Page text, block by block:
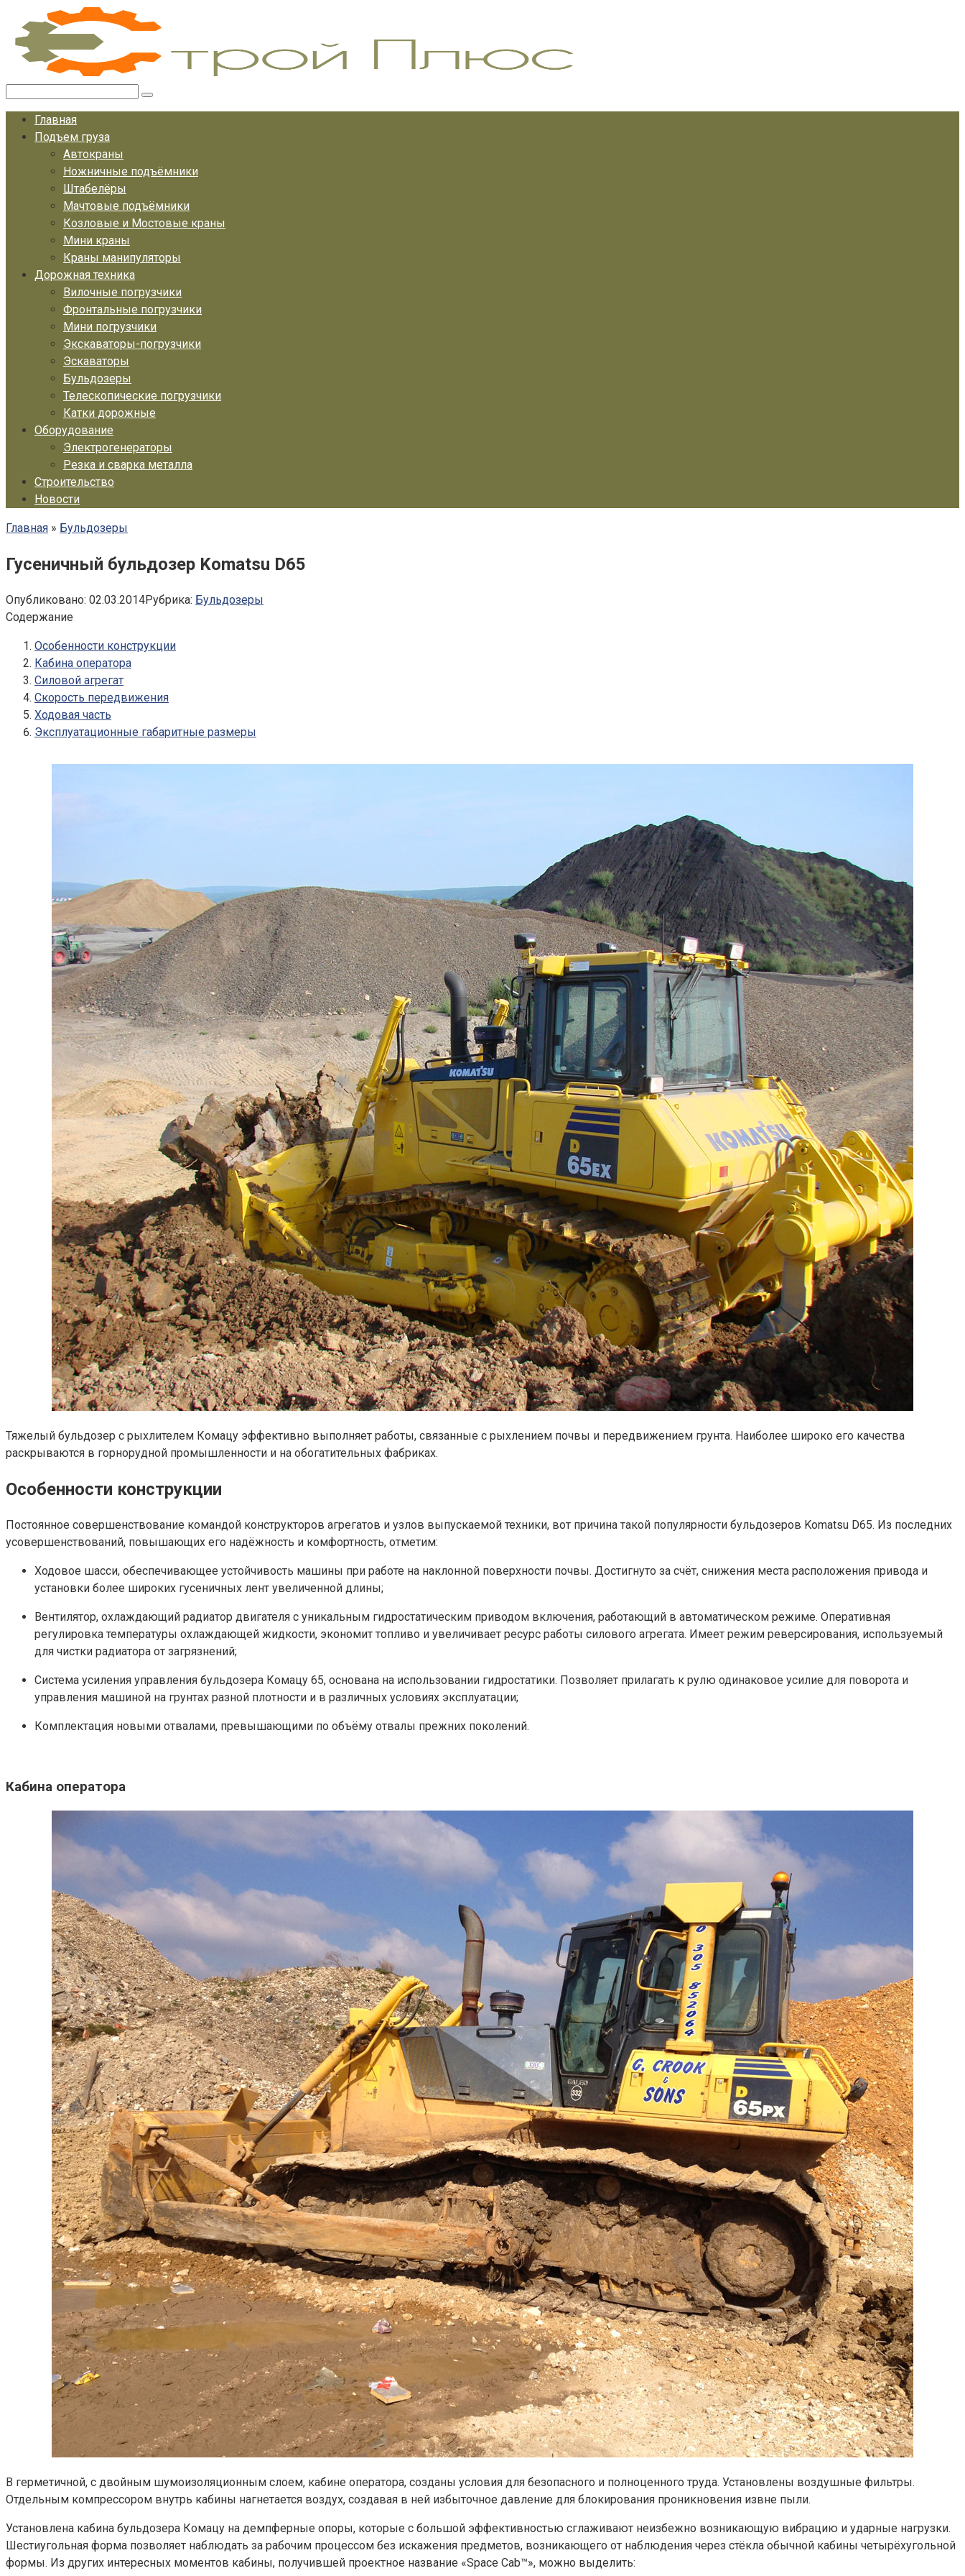
Перейти
контенту
Главная
Подъем груза
Автокраны
Ножничные подъёмники
Штабелёры
Мачтовые подъёмники
Козловые и Мостовые краны
Мини краны
Краны манипуляторы
Дорожная техника
Вилочные погрузчики
Фронтальные погрузчики
Мини погрузчики
Экскаваторы-погрузчики
Эскаваторы
Бульдозеры
Телескопические погрузчики
Катки дорожные
Оборудование
Электрогенераторы
Резка и сварка металла
Строительство
Новости
Главная » Бульдозеры
Гусеничный бульдозер Komatsu D65
Опубликовано: 02.03.2014Рубрика: Бульдозеры
Содержание
Особенности конструкции
Кабина оператора
Силовой агрегат
Скорость передвижения
Ходовая часть
Эксплуатационные габаритные размеры
Тяжелый бульдозер с рыхлителем Комацу эффективно выполняет работы, связанные с рыхлением почвы и передвижением грунта. Наиболее широко его качества
раскрываются в горнорудной промышленности и на обогатительных фабриках.
Особенности конструкции
Постоянное совершенствование командой конструкторов агрегатов и узлов выпускаемой техники, вот причина такой популярности бульдозеров Komatsu D65. Из последних
усовершенствований, повышающих его надёжность и комфортность, отметим:
Ходовое шасси, обеспечивающее устойчивость машины при работе на наклонной поверхности почвы. Достигнуто за счёт, снижения места расположения привода и
установки более широких гусеничных лент увеличенной длины;
Вентилятор, охлаждающий радиатор двигателя с уникальным гидростатическим приводом включения, работающий в автоматическом режиме. Оперативная
регулировка температуры охлаждающей жидкости, экономит топливо и увеличивает ресурс работы силового агрегата. Имеет режим реверсирования, используемый
для чистки радиатора от загрязнений;
Система усиления управления бульдозера Комацу 65, основана на использовании гидростатики. Позволяет прилагать к рулю одинаковое усилие для поворота и
управления машиной на грунтах разной плотности и в различных условиях эксплуатации;
Комплектация новыми отвалами, превышающими по объёму отвалы прежних поколений.
Кабина оператора
В герметичной, с двойным шумоизоляционным слоем, кабине оператора, созданы условия для безопасного и полноценного труда. Установлены воздушные фильтры.
Отдельным компрессором внутрь кабины нагнетается воздух, создавая в ней избыточное давление для блокирования проникновения извне пыли.
Установлена кабина бульдозера Комацу на демпферные опоры, которые с большой эффективностью сглаживают неизбежно возникающую вибрацию и ударные нагрузки.
Шестиугольная форма позволяет наблюдать за рабочим процессом без искажения предметов, возникающего от наблюдения через стёкла обычной кабины четырёхугольной
формы. Из других интересных моментов кабины, получившей проектное название «Space Cab™», можно выделить: